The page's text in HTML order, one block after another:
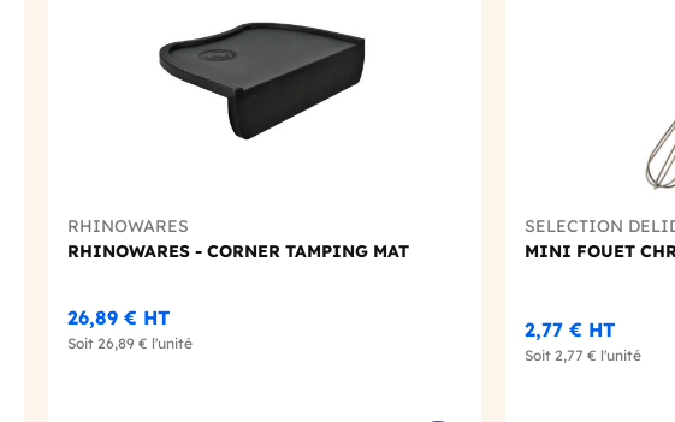
RHINOWARES
RHINOWARES - CORNER TAMPING MAT
26,89 € HT
Soit 26,89 € l'unité
SELECTION
MINI FOUET
2,77 € HT
Soit 2,77 € l'unité